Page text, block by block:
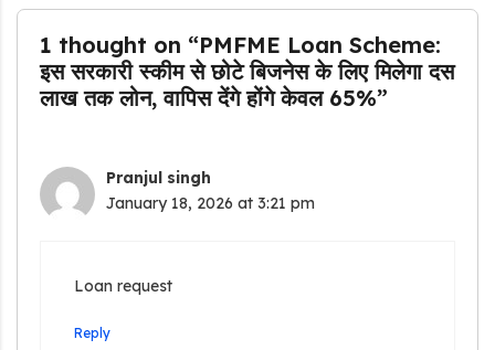
1 thought on “PMFME Loan Scheme:
इस सरकारी स्कीम से छोटे बिजनेस के लिए मिलेगा दस
लाख तक लोन, वापिस देंगे होंगे केवल 65%”
Pranjul singh
January 18, 2026 at 3:21 pm
Loan request
Reply